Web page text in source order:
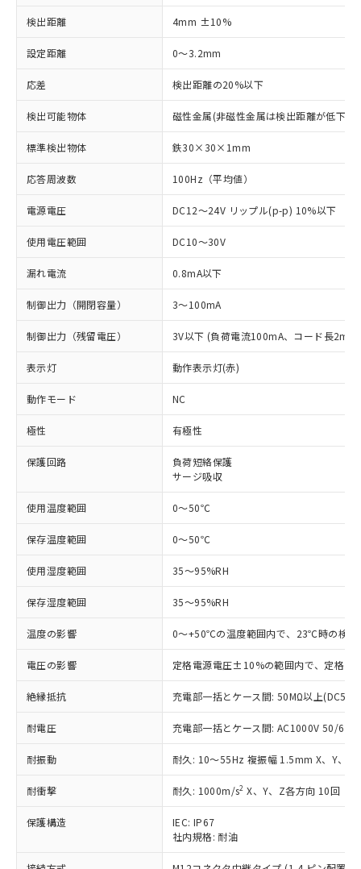
検出距離 4mm ±10%
設定距離 0～3.2mm
応差 検出距離の20%以下
検出可能物体 磁性金属(非磁性金属は検出距離が低下し
標準検出物体 鉄30×30×1mm
応答周波数 100Hz（平均値）
電源電圧 DC12～24V リップル(p-p) 10%以下
使用電圧範囲 DC10～30V
漏れ電流 0.8mA以下
制御出力（開閉容量） 3～100mA
制御出力（残留電圧） 3V以下 (負荷電流100mA、コード長2m時
表示灯 動作表示灯(赤)
動作モード NC
極性 有極性
保護回路
負荷短絡保護
サージ吸収
使用温度範囲 0～50℃
保存温度範囲 0～50℃
使用湿度範囲 35～95%RH
保存湿度範囲 35～95%RH
温度の影響 0～+50℃の温度範囲内で、23℃時の検
電圧の影響 定格電源電圧±10%の範囲内で、定格電
絶縁抵抗 充電部一括とケース間: 50MΩ以上
耐電圧 充電部一括とケース間: AC1000V 50/
耐振動 耐久: 10～55Hz 複振幅 1.5mm X、Y、Z
耐衝撃 耐久: 1000m/s2 X、Y、Z各方向 10回
保護構造
IEC: IP67
社内規格: 耐油
ご利用条件
以下の条件をお読みいただき、同意のうえ
ご利用ください。
本サービスは、当社制御機器事業取扱
商品の当社在庫状況および標準価格
(税抜)を提供させていただくもので
当社制御機器事業取扱商品の中には、
本サービスの対象外となる商品もある
ことをご了承ください。
在庫状況および標準価格照会結果は、
記載している更新日時点での社内デー
タに基づき作成されるものであり、閲
覧された時点での実際の在庫および標
準価格とは異なる場合があることをご
※1 対応状況
対応済み：EU RoHS指令（10物質）の
非含有に対応した製品が提供可能な商品で
す。
対応予定：EU RoHS指令（10物質）の非含
有に対応した製品に切り替える予定のある
対応予定なし：EU RoHS指令（10物質）の
非含有に非対応の商品で、対応品を出す予
定はありません。
調査・確認中：EU RoHS指令（10物質）の
非含有の対応状況を調査中または確認中の
商品です。
害物質有無と関係のない商品です。
仕入先様の事情により、非含有部品として
いたものが、含有品と判明した場合などや
むを得ず変更することがあります。
*EU RoHS指令（10物質）：
鉛(Pb) 1000ppm以下、 水銀(Hg) 1000ppm以下、 カド
ミウム(Cd) 100ppm以下、
六価クロム(Cr(Ⅵ)) 1000ppm以下、ポリ臭化ビフェニル
類(PBB) 1000ppm以下、ポリ臭化ジフェニルエーテル類
※1 中国RoHS○×表
「○」：最大均質材料含有率が中国RoHSの
基準値以下であることを示します。
基準値を超えていることを示します。
「－」：未確認です。当社販売部門へお問
*中国RoHS10物質の基準値 (GB/T26572)：
Pb(鉛) :1000ppm、 Hg(水銀) : 1000ppm、 Cd(カドミウ
当社は、これら貴社製品のうち、外国
為替および外国貿易法に定める商品
（以下｢規制貨物等」という）を輸出
または国外への提供する場合は、日本
国政府の輸出許可(または役務取引許
可)を取得するなどの必要な手続きを